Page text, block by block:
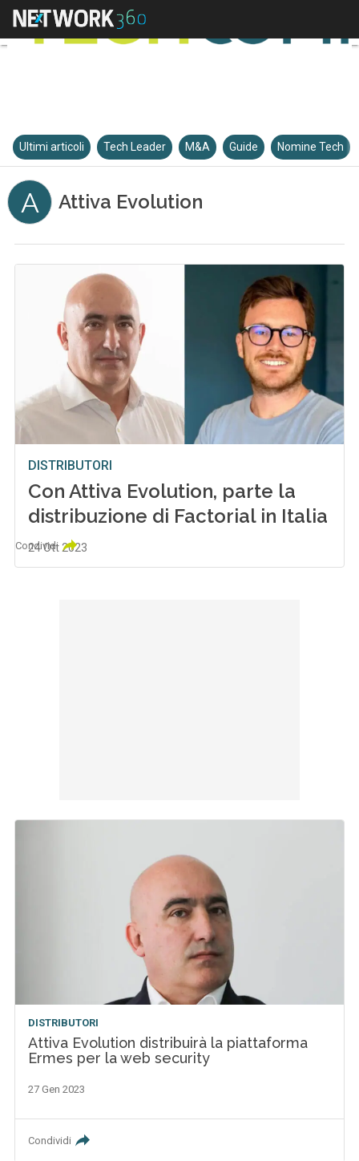
Ultimi articoli Tech Leader M&A Guide Nomine Tech
A Attiva Evolution
DISTRIBUTORI
Con Attiva Evolution, parte la
distribuzione di Factorial in Italia
24 Ott 2023
Condividi
DISTRIBUTORI
Attiva Evolution distribuirà la piattaforma
Ermes per la web security
27 Gen 2023
Condividi